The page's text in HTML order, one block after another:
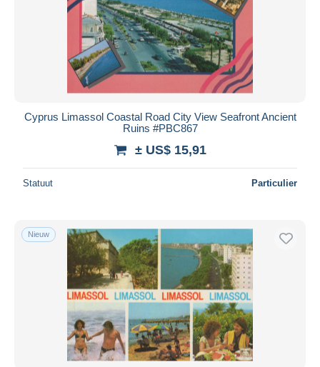
Cyprus Limassol Coastal Road City View Seafront Ancient
Ruins #PBC867
± US$ 15,91
Statuut Particulier
Nieuw